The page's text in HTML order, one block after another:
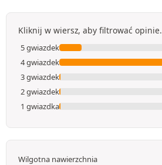
Kliknij w wiersz, aby filtrować opinie.
5 gwiazdek
4 gwiazdek
3 gwiazdek
2 gwiazdek
1 gwiazdka
Wilgotna nawierzchnia